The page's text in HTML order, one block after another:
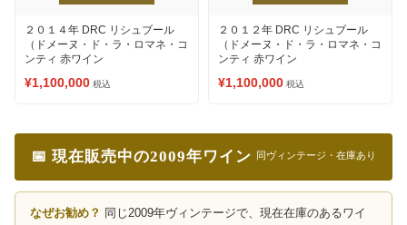
２０１４年 DRC リシュブール
（ドメーヌ・ド・ラ・ロマネ・コ
ンティ 赤ワイン
¥1,100,000 税込
２０１２年 DRC リシュブール
（ドメーヌ・ド・ラ・ロマネ・コ
ンティ 赤ワイン
¥1,100,000 税込
📅 現在販売中の2009年ワイン 同ヴィンテージ・在庫あり
なぜお勧め？ 同じ2009年ヴィンテージで、現在在庫のあるワイ